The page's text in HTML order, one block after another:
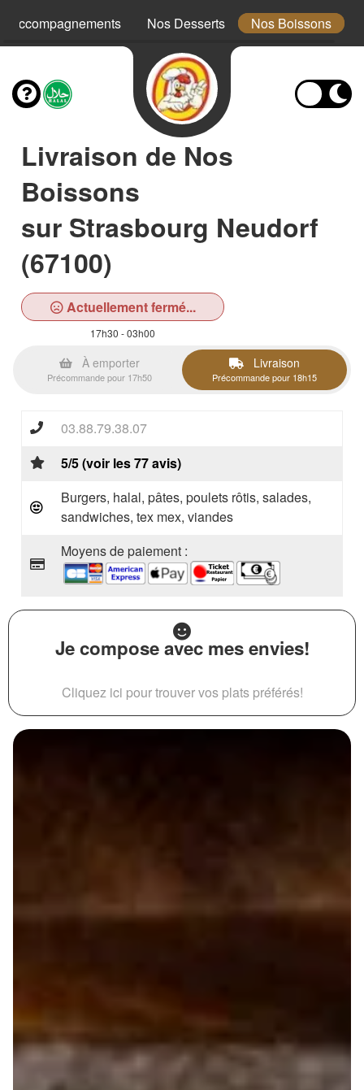
Accompagnements Nos Desserts Nos Boissons
Livraison de Nos
Boissons
sur Strasbourg Neudorf
(67100)
Actuellement fermé...
17h30 - 03h00
À emporter
Précommande pour 17h50
Livraison
Précommande pour 18h15
03.88.79.38.07
5/5 (voir les 77 avis)
Burgers, halal, pâtes, poulets rôtis, salades,
sandwiches, tex mex, viandes
Moyens de paiement :
Je compose avec mes envies!
Cliquez ici pour trouver vos plats préférés!